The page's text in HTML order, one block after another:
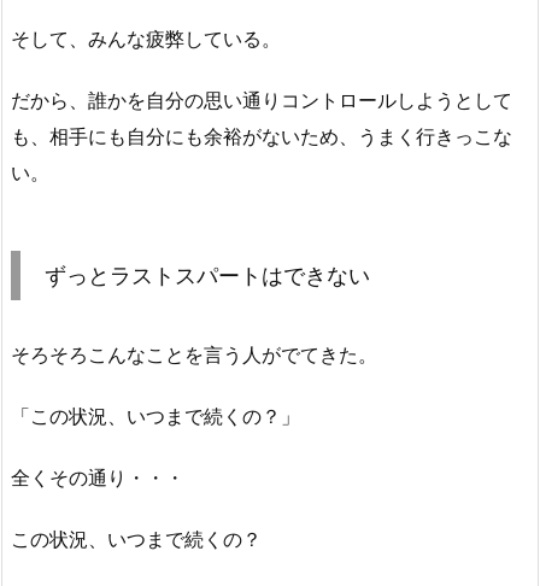
そして、みんな疲弊している。
だから、誰かを自分の思い通りコントロールしようとして
も、相手にも自分にも余裕がないため、うまく行きっこな
い。
ずっとラストスパートはできない
そろそろこんなことを言う人がでてきた。
「この状況、いつまで続くの？」
全くその通り・・・
この状況、いつまで続くの？